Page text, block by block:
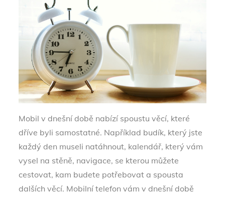
Mobil v dnešní době nabízí spoustu věcí, které
dříve byli samostatné. Například budík, který jste
každý den museli natáhnout, kalendář, který vám
vysel na stěně, navigace, se kterou můžete
cestovat, kam budete potřebovat a spousta
dalších věcí. Mobilní telefon vám v dnešní době